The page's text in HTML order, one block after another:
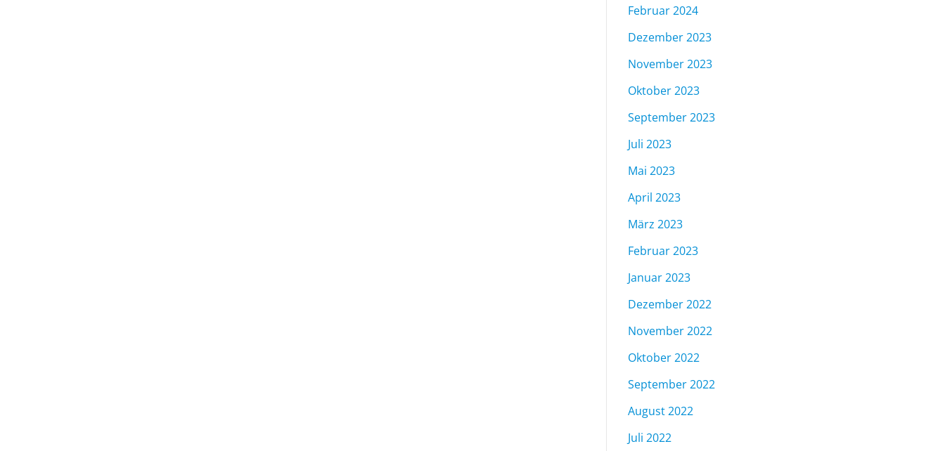
Februar 2024
Dezember 2023
November 2023
Oktober 2023
September 2023
Juli 2023
Mai 2023
April 2023
März 2023
Februar 2023
Januar 2023
Dezember 2022
November 2022
Oktober 2022
September 2022
August 2022
Juli 2022